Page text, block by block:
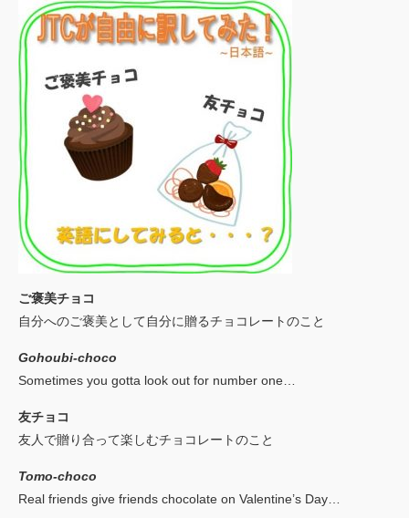
ご褒美チョコ
自分へのご褒美として自分に贈るチョコレートのこと
Gohoubi-choco
Sometimes you gotta look out for number one…
友チョコ
友人で贈り合って楽しむチョコレートのこと
Tomo-choco
Real friends give friends chocolate on Valentine’s Day…